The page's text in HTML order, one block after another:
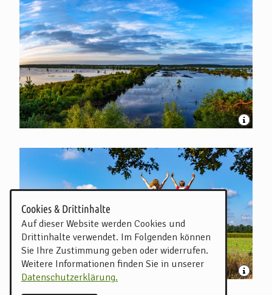
Cookies & Drittinhalte
Auf dieser Website werden Cookies und
Drittinhalte verwendet. Im Folgenden können
Sie Ihre Zustimmung geben oder widerrufen.
Weitere Informationen finden Sie in unserer
Datenschutzerklärung.